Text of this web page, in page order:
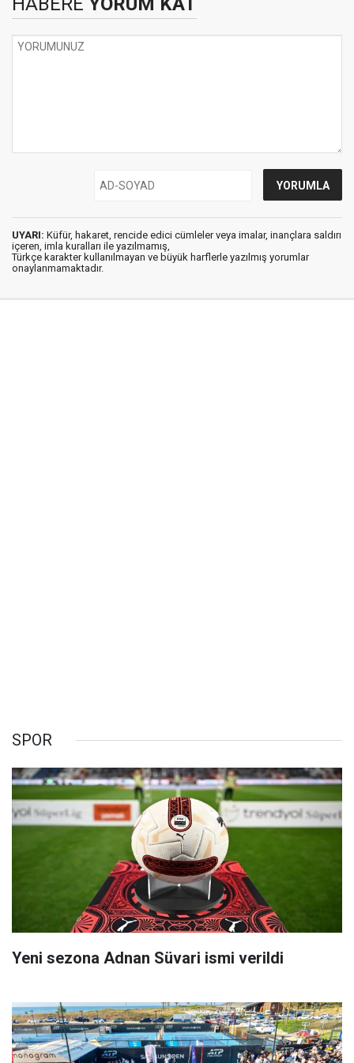
UYARI: Küfür, hakaret, rencide edici cümleler veya imalar, inançlara saldırı
içeren, imla kuralları ile yazılmamış,
Türkçe karakter kullanılmayan ve büyük harflerle yazılmış yorumlar
onaylanmamaktadır.
SPOR
Yeni sezona Adnan Süvari ismi verildi